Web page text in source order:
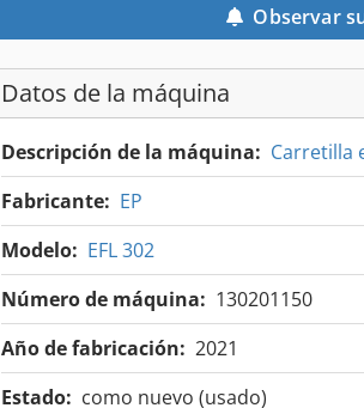
Observar
Datos de la máquina
Descripción de la máquina: Carretilla
Fabricante: EP
Modelo: EFL 302
Número de máquina: 130201150
Año de fabricación: 2021
Estado: como nuevo (usado)